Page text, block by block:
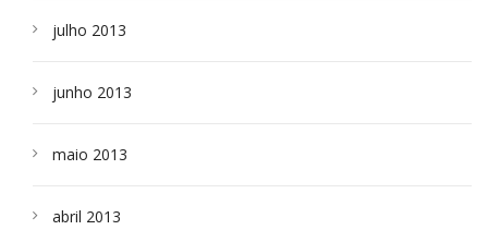
julho 2013
junho 2013
maio 2013
abril 2013